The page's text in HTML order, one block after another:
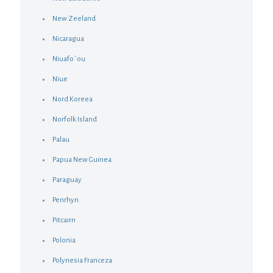
New Zeeland
Nicaragua
Niuafo`ou
Niue
Nord Koreea
Norfolk Island
Palau
Papua New Guinea
Paraguay
Penrhyn
Pitcairn
Polonia
Polynesia Franceza